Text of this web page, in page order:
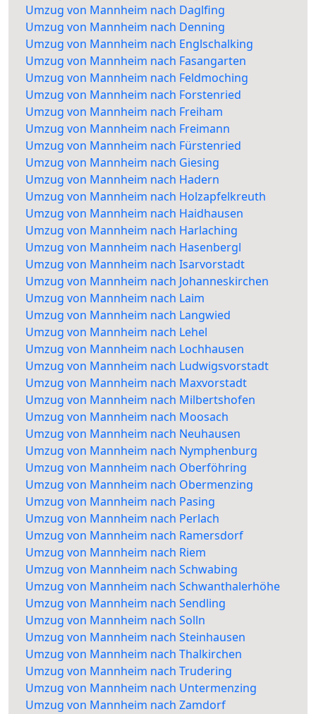
Umzug von Mannheim nach Daglfing
Umzug von Mannheim nach Denning
Umzug von Mannheim nach Englschalking
Umzug von Mannheim nach Fasangarten
Umzug von Mannheim nach Feldmoching
Umzug von Mannheim nach Forstenried
Umzug von Mannheim nach Freiham
Umzug von Mannheim nach Freimann
Umzug von Mannheim nach Fürstenried
Umzug von Mannheim nach Giesing
Umzug von Mannheim nach Hadern
Umzug von Mannheim nach Holzapfelkreuth
Umzug von Mannheim nach Haidhausen
Umzug von Mannheim nach Harlaching
Umzug von Mannheim nach Hasenbergl
Umzug von Mannheim nach Isarvorstadt
Umzug von Mannheim nach Johanneskirchen
Umzug von Mannheim nach Laim
Umzug von Mannheim nach Langwied
Umzug von Mannheim nach Lehel
Umzug von Mannheim nach Lochhausen
Umzug von Mannheim nach Ludwigsvorstadt
Umzug von Mannheim nach Maxvorstadt
Umzug von Mannheim nach Milbertshofen
Umzug von Mannheim nach Moosach
Umzug von Mannheim nach Neuhausen
Umzug von Mannheim nach Nymphenburg
Umzug von Mannheim nach Oberföhring
Umzug von Mannheim nach Obermenzing
Umzug von Mannheim nach Pasing
Umzug von Mannheim nach Perlach
Umzug von Mannheim nach Ramersdorf
Umzug von Mannheim nach Riem
Umzug von Mannheim nach Schwabing
Umzug von Mannheim nach Schwanthalerhöhe
Umzug von Mannheim nach Sendling
Umzug von Mannheim nach Solln
Umzug von Mannheim nach Steinhausen
Umzug von Mannheim nach Thalkirchen
Umzug von Mannheim nach Trudering
Umzug von Mannheim nach Untermenzing
Umzug von Mannheim nach Zamdorf